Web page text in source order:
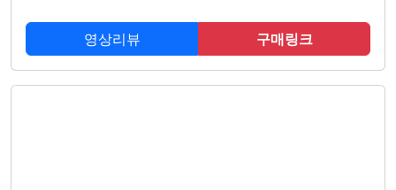
영상리뷰 구매링크